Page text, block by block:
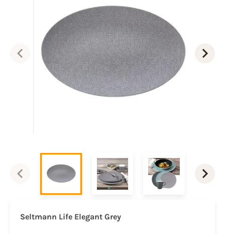
Seltmann Life Elegant Grey